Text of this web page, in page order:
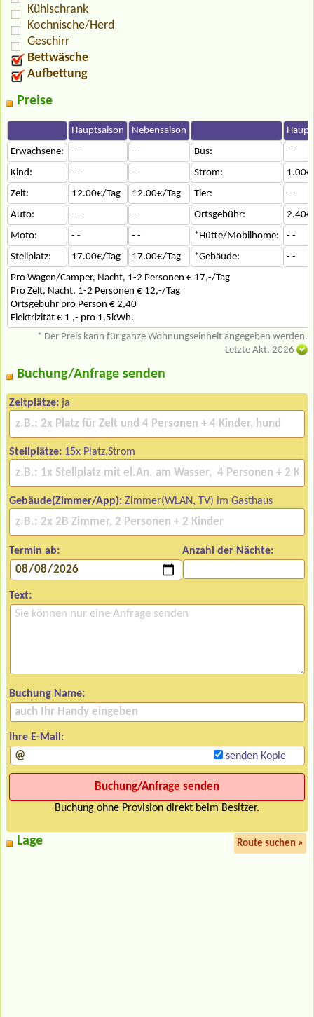
Kühlschrank
Kochnische/Herd
Geschirr
Bettwäsche
Aufbettung
Preise
Hauptsaison Nebensaison
Erwachsene:
- - - - Bus:
- -
Kind:
- - - - Strom:
Zelt:
12.00€/Tag 12.00€/Tag Tier:
- -
Auto:
- - - - Ortsgebühr:
Moto:
- - - - *Hütte/Mobilhome:
- -
Stellplatz:
17.00€/Tag 17.00€/Tag *Gebäude:
- -
Pro Wagen/Camper, Nacht, 1-2 Personen € 17,-/Tag
Pro Zelt, Nacht, 1-2 Personen € 12,-/Tag
Ortsgebühr pro Person € 2,40
Elektrizität € 1 ,- pro 1,5kWh.
* Der Preis kann für ganze Wohnungseinheit angegeben werden.
Letzte Akt. 2026
Buchung/Anfrage senden
Zeltplätze: ja
Stellplätze: 15x Platz,Strom
Gebäude(Zimmer/App): Zimmer(WLAN, TV) im Gasthaus
Termin ab: Anzahl der Nächte:
Text:
Buchung Name:
Ihre E-Mail:
senden Kopie
Buchung ohne Provision direkt beim Besitzer.
Lage Route suchen »